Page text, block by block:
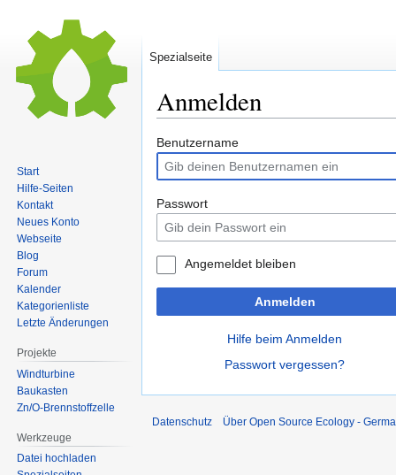
Anmelden
Zur
Navigation
springen
Zur
Suche
springen
Benutzername
Passwort
Angemeldet bleiben
Anmelden
Hilfe beim Anmelden
Passwort vergessen?
Spezialseite
Start
Hilfe-Seiten
Kontakt
Neues Konto
Webseite
Blog
Forum
Kalender
Kategorienliste
Letzte Änderungen
Projekte
Windturbine
Baukasten
Zn/O-Brennstoffzelle
Werkzeuge
Datei hochladen
Datenschutz Über Open Source Ecology -